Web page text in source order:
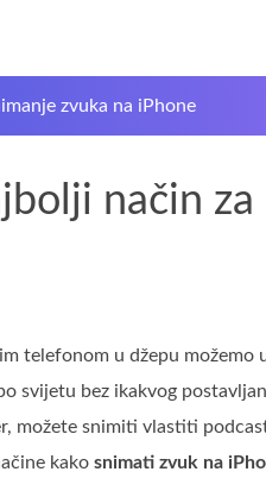
zvuka na iPhone
način
telefonom u džepu možemo
svijetu bez ikakvog
možete snimiti vlastiti
kako snimati zvuk na